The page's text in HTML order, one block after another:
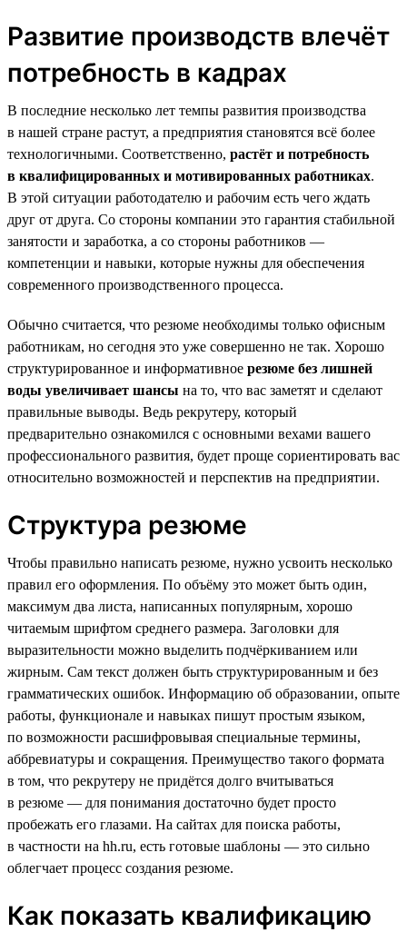
Развитие производств влечёт
потребность в кадрах
В последние несколько лет темпы развития производства
в нашей стране растут, а предприятия становятся всё более
технологичными. Соответственно, растёт и потребность
в квалифицированных и мотивированных работниках.
В этой ситуации работодателю и рабочим есть чего ждать
друг от друга. Со стороны компании это гарантия стабильной
занятости и заработка, а со стороны работников —
компетенции и навыки, которые нужны для обеспечения
современного производственного процесса.
Обычно считается, что резюме необходимы только офисным
работникам, но сегодня это уже совершенно не так. Хорошо
структурированное и информативное резюме без лишней
воды увеличивает шансы на то, что вас заметят и сделают
правильные выводы. Ведь рекрутеру, который
предварительно ознакомился с основными вехами вашего
профессионального развития, будет проще сориентировать вас
относительно возможностей и перспектив на предприятии.
Структура резюме
Чтобы правильно написать резюме, нужно усвоить несколько
правил его оформления. По объёму это может быть один,
максимум два листа, написанных популярным, хорошо
читаемым шрифтом среднего размера. Заголовки для
выразительности можно выделить подчёркиванием или
жирным. Сам текст должен быть структурированным и без
грамматических ошибок. Информацию об образовании, опыте
работы, функционале и навыках пишут простым языком,
по возможности расшифровывая специальные термины,
аббревиатуры и сокращения. Преимущество такого формата
в том, что рекрутеру не придётся долго вчитываться
в резюме — для понимания достаточно будет просто
пробежать его глазами. На сайтах для поиска работы,
в частности на hh.ru, есть готовые шаблоны — это сильно
облегчает процесс создания резюме.
Как показать квалификацию